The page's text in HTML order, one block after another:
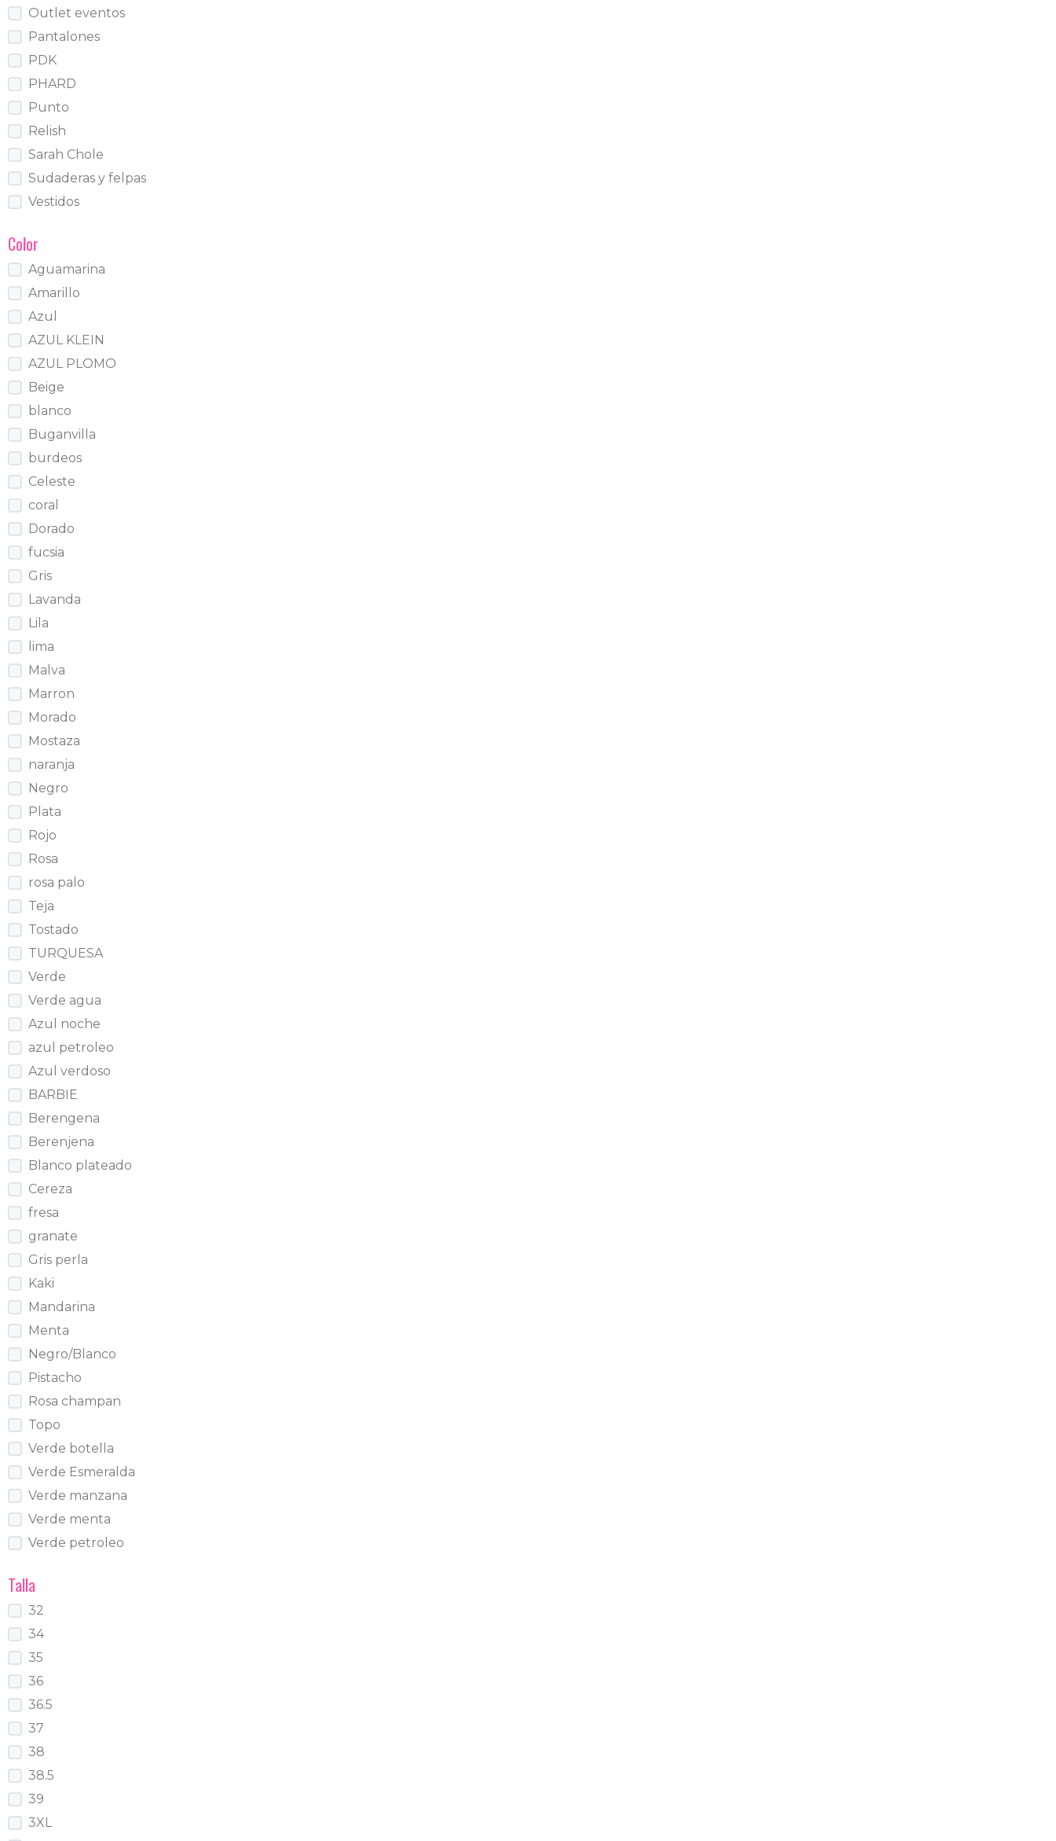
Outlet eventos
Pantalones
PDK
PHARD
Punto
Relish
Sarah Chole
Sudaderas y felpas
Vestidos
Color
Aguamarina
Amarillo
Azul
AZUL KLEIN
AZUL PLOMO
Beige
blanco
Buganvilla
burdeos
Celeste
coral
Dorado
fucsia
Gris
Lavanda
Lila
lima
Malva
Marron
Morado
Mostaza
naranja
Negro
Plata
Rojo
Rosa
rosa palo
Teja
Tostado
TURQUESA
Verde
Verde agua
Azul noche
azul petroleo
Azul verdoso
BARBIE
Berengena
Berenjena
Blanco plateado
Cereza
fresa
granate
Gris perla
Kaki
Mandarina
Menta
Negro/Blanco
Pistacho
Rosa champan
Topo
Verde botella
Verde Esmeralda
Verde manzana
Verde menta
Verde petroleo
Talla
32
34
35
36
36.5
37
38
38.5
39
3XL